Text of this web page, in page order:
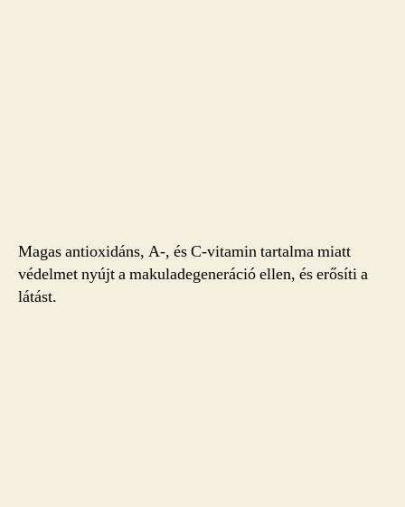
Magas antioxidáns, A-, és C-vitamin tartalma miatt
védelmet nyújt a makuladegeneráció ellen, és erősíti a
látást.